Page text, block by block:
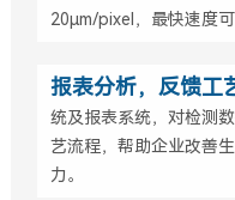
20μm/pixel，最快速度可
报表分析，反馈工
统及报表系统，对检测
艺流程，帮助企业改善
力。